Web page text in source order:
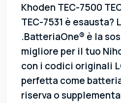
Khoden TEC-7500
TEC-7531 è esausta?
.BatteriaOne® è la
migliore per il tuo
con i codici originali
perfetta come
riserva o